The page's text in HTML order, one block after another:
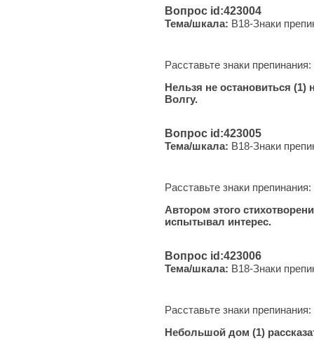
Вопрос id:423004
Тема/шкала: B18-Знаки
Расставьте знаки
Нельзя не остановиться
Волгу.
Вопрос id:423005
Тема/шкала: B18-Знаки
Расставьте знаки
Автором этого
испытывал интерес.
Вопрос id:423006
Тема/шкала: B18-Знаки
Расставьте знаки
Небольшой дом (1)